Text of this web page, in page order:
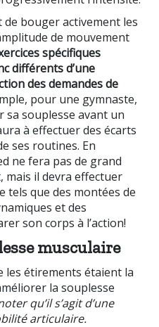
bouger activement les
de mouvement
spécifiques
différents d’une
des demandes de
pour une gymnaste,
souplesse avant un
à effectuer des écarts
ses routines. En
ne fera pas de grand
mais il devra effectuer
tels que des montées de
et des
son corps à l’action!
musculaire
les étirements étaient la
la souplesse
qu’il s’agit d’une
articulaire.